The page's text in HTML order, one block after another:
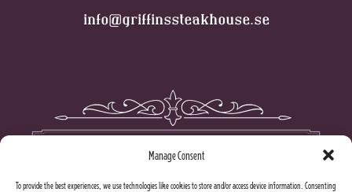
Manage Consent
To provide the best experiences, we use technologies like cookies to store and/or access device information. Consenting
info@griffinssteakhouse.se